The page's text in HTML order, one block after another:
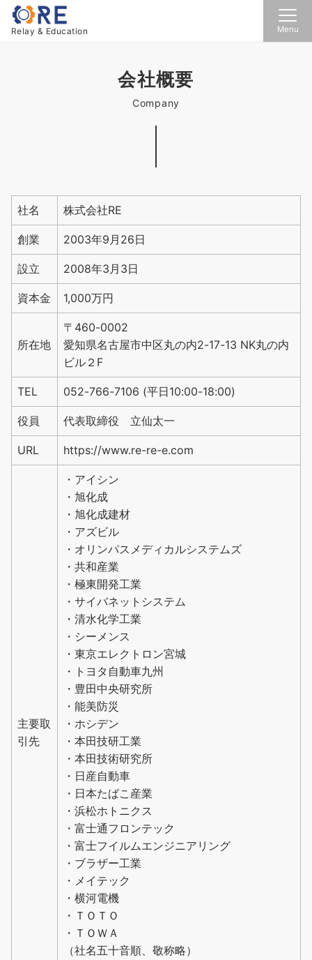
Relay & Education Menu
会社概要
Company
社名 株式会社RE
創業 2003年9月26日
設立 2008年3月3日
資本金 1,000万円
所在地
〒460-0002
愛知県名古屋市中区丸の内2-17-13 NK丸の内
ビル２F
TEL 052-766-7106 (平日10:00-18:00)
役員 代表取締役 立仙太一
URL https://www.re-re-e.com
主要取
引先
・アイシン
・旭化成
・旭化成建材
・アズビル
・オリンパスメディカルシステムズ
・共和産業
・極東開発工業
・サイバネットシステム
・清水化学工業
・シーメンス
・東京エレクトロン宮城
・トヨタ自動車九州
・豊田中央研究所
・能美防災
・ホシデン
・本田技研工業
・本田技術研究所
・日産自動車
・日本たばこ産業
・浜松ホトニクス
・富士通フロンテック
・富士フイルムエンジニアリング
・ブラザー工業
・メイテック
・横河電機
・ＴＯＴＯ
・ＴＯＷＡ
（社名五十音順、敬称略）